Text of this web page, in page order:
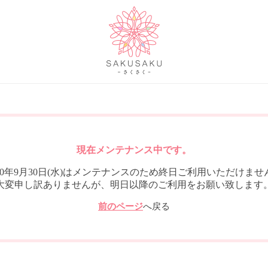
現在メンテナンス中です。
年9月30日(水)はメンテナンスのため終日ご利用いただけませ
変申し訳ありませんが、明日以降のご利用をお願い致します
前のページへ戻る